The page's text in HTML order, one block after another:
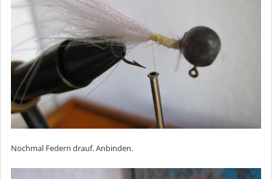
Nochmal Federn drauf. Anbinden.